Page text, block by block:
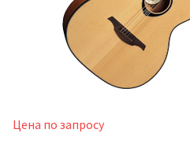
Цена по запросу